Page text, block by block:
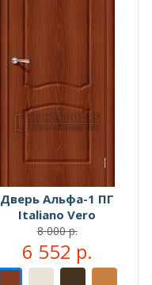
Дверь Альфа-1 ПГ
Italiano Vero
8 000 р.
6 552 р.